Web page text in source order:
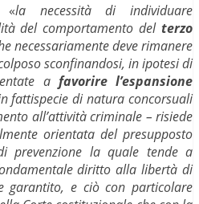
«la necessità di individuare
del comportamento del terzo
necessariamente deve rimanere
sconfinandosi, in ipotesi di
a favorire l’espansione
fattispecie di natura concorsuali
all’attività criminale – risiede
orientata del presupposto
prevenzione la quale tende a
diritto alla libertà di
garantito, e ciò con particolare